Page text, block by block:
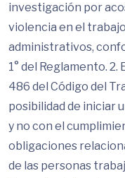
investigación por
violencia en el
administrativos,
1° del Reglamento.
486 del Código del
posibilidad de iniciar
y no con el
obligaciones
de las personas